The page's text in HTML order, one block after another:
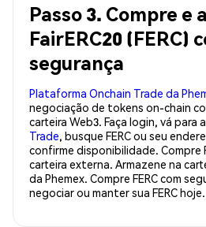
Passo 3. Compre e
FairERC20 (FERC)
segurança
Plataforma Onchain Trade da
negociação de tokens on-chain
carteira Web3. Faça login, vá para a
Trade, busque FERC ou seu
confirme disponibilidade. Compre
carteira externa. Armazene na
da Phemex. Compre FERC com
negociar ou manter sua FERC hoje.